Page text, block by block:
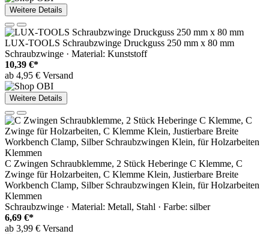
Weitere Details
LUX-TOOLS Schraubzwinge Druckguss 250 mm x 80 mm
Schraubzwinge · Material: Kunststoff
10,39 €*
ab 4,95 € Versand
Weitere Details
C Zwingen Schraubklemme, 2 Stück Heberinge C Klemme, C
Zwinge für Holzarbeiten, C Klemme Klein, Justierbare Breite
Workbench Clamp, Silber Schraubzwingen Klein, für Holzarbeiten
Klemmen
Schraubzwinge · Material: Metall, Stahl · Farbe: silber
6,69 €*
ab 3,99 € Versand